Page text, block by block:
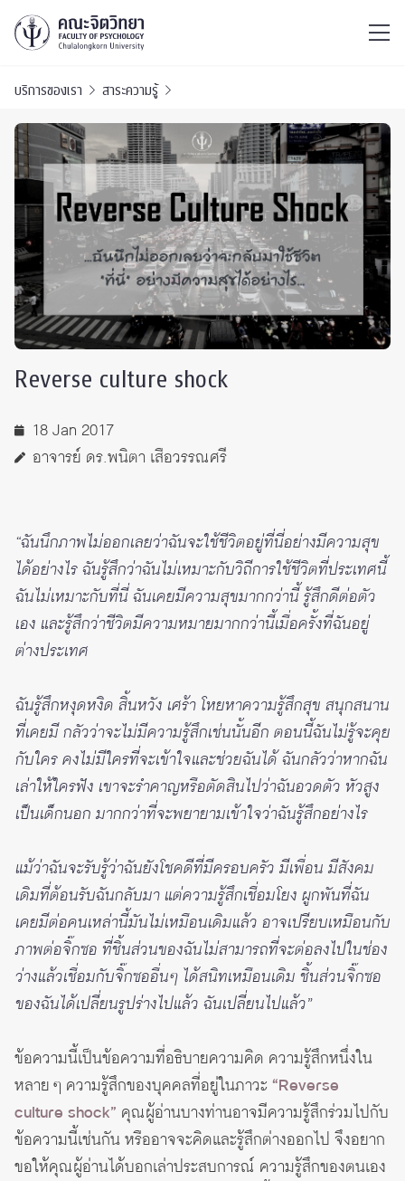
บริการของเรา สาระความรู้
Reverse culture shock
18 Jan 2017
อาจารย์ ดร.พนิตา เสือวรรณศรี
“ฉันนึกภาพไม่ออกเลยว่าฉันจะใช้ชีวิตอยู่ที่นี่อย่างมีความสุข
ได้อย่างไร ฉันรู้สึกว่าฉันไม่เหมาะกับวิถีการใช้ชีวิตที่ประเทศนี้
ฉันไม่เหมาะกับที่นี่ ฉันเคยมีความสุขมากกว่านี้ รู้สึกดีต่อตัว
เอง และรู้สึกว่าชีวิตมีความหมายมากกว่านี้เมื่อครั้งที่ฉันอยู่
ต่างประเทศ
ฉันรู้สึกหงุดหงิด สิ้นหวัง เศร้า โหยหาความรู้สึกสุข สนุกสนาน
ที่เคยมี กลัวว่าจะไม่มีความรู้สึกเช่นนั้นอีก ตอนนี้ฉันไม่รู้จะคุย
กับใคร คงไม่มีใครที่จะเข้าใจและช่วยฉันได้ ฉันกลัวว่าหากฉัน
เล่าให้ใครฟัง เขาจะรำคาญหรือตัดสินไปว่าฉันอวดตัว หัวสูง
เป็นเด็กนอก มากกว่าที่จะพยายามเข้าใจว่าฉันรู้สึกอย่างไร
แม้ว่าฉันจะรับรู้ว่าฉันยังโชคดีที่มีครอบครัว มีเพื่อน มีสังคม
เดิมที่ต้อนรับฉันกลับมา แต่ความรู้สึกเชื่อมโยง ผูกพันที่ฉัน
เคยมีต่อคนเหล่านี้มันไม่เหมือนเดิมแล้ว อาจเปรียบเหมือนกับ
ภาพต่อจิ๊กซอ ที่ชิ้นส่วนของฉันไม่สามารถที่จะต่อลงไปในช่อง
ว่างแล้วเชื่อมกับจิ๊กซออื่นๆ ได้สนิทเหมือนเดิม ชิ้นส่วนจิ๊กซอ
ของฉันได้เปลี่ยนรูปร่างไปแล้ว ฉันเปลี่ยนไปแล้ว”
ข้อความนี้เป็นข้อความที่อธิบายความคิด ความรู้สึกหนึ่งใน
หลาย ๆ ความรู้สึกของบุคคลที่อยู่ในภาวะ “Reverse
culture shock” คุณผู้อ่านบางท่านอาจมีความรู้สึกร่วมไปกับ
ข้อความนี้เช่นกัน หรืออาจจะคิดและรู้สึกต่างออกไป จึงอยาก
ขอให้คุณผู้อ่านได้บอกเล่าประสบการณ์ ความรู้สึกของตนเอง